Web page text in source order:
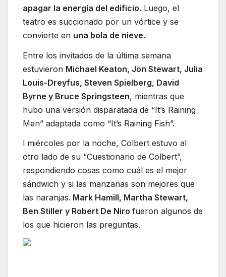
apagar la energía del edificio. Luego, el
teatro es succionado por un vórtice y se
convierte en una bola de nieve.
Entre los invitados de la última semana
estuvieron Michael Keaton, Jon Stewart, Julia
Louis-Dreyfus, Steven Spielberg, David
Byrne y Bruce Springsteen, mientras que
hubo una versión disparatada de “It’s Raining
Men” adaptada como “It’s Raining Fish”.
l miércoles por la noche, Colbert estuvo al
otro lado de su “Cuestionario de Colbert”,
respondiendo cosas como cuál es el mejor
sándwich y si las manzanas son mejores que
las naranjas. Mark Hamill, Martha Stewart,
Ben Stiller y Robert De Niro fueron algunos de
los que hicieron las preguntas.